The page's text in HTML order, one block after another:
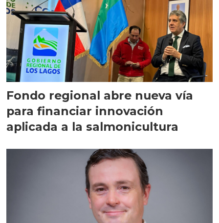
Fondo regional abre nueva vía
para financiar innovación
aplicada a la salmonicultura